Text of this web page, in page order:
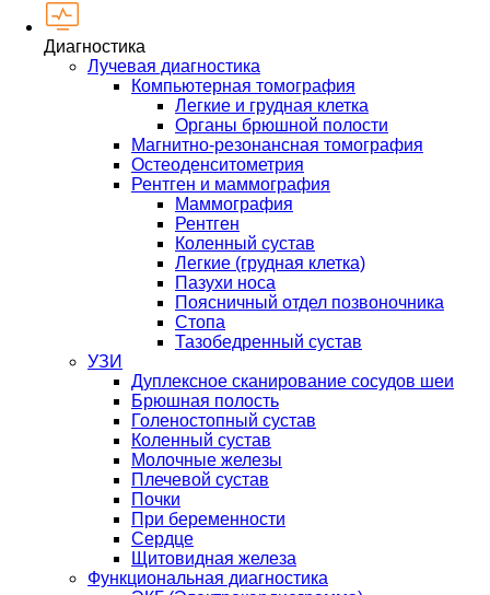
Диагностика
Лучевая диагностика
Компьютерная томография
Легкие и грудная клетка
Органы брюшной полости
Магнитно-резонансная томография
Остеоденситометрия
Рентген и маммография
Маммография
Рентген
Коленный сустав
Легкие (грудная клетка)
Пазухи носа
Поясничный отдел позвоночника
Стопа
Тазобедренный сустав
УЗИ
Дуплексное сканирование сосудов шеи
Брюшная полость
Голеностопный сустав
Коленный сустав
Молочные железы
Плечевой сустав
Почки
При беременности
Сердце
Щитовидная железа
Функциональная диагностика